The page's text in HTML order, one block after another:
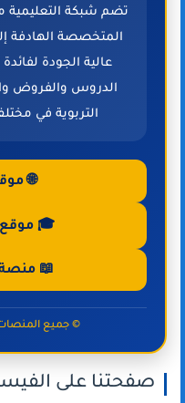
تضم شبكة التعليمية
المتخصصة الهادفة
عالية الجودة
الدروس والفروض
التربوية في
🌐
🎓 موقع
📖 منصة
© جميع
صفحتنا على